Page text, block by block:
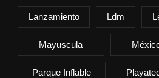
Lanzamiento Ldm
Mayuscula
Parque Inflable